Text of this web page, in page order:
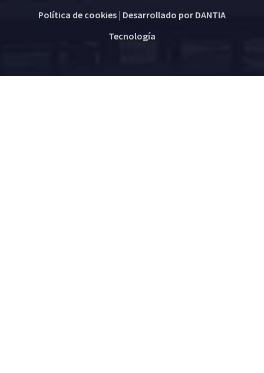
Política de cookies| Desarrollado por DANTIA
Tecnología